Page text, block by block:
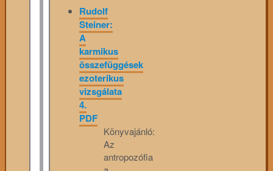
Rudolf
Steiner:
A
karmikus
összefüggések
ezoterikus
vizsgálata
4.
PDF
Könyvajánló:
Az
antropozófia